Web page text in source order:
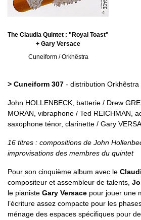
The Claudia Quintet : "Royal Toast"
+ Gary Versace
Cuneiform / Orkhêstra
> Cuneiform 307 - distribution Orkhêstra
John HOLLENBECK, batterie / Drew
MORAN, vibraphone / Ted REICHMAN,
saxophone ténor, clarinette / Gary
16 titres : compositions de John
improvisations des membres du quintet
Pour son cinquième album avec le
compositeur et assembleur de talents,
le pianiste Gary Versace pour jouer une
l’écriture assez compacte pour les
ménage des espaces spécifiques pour